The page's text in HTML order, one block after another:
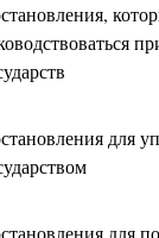
для
для